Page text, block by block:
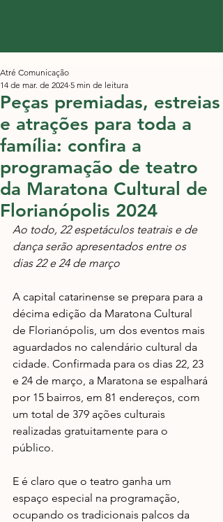
Peças premiadas, estreias
e atrações para toda a
família: confira a
programação de teatro
da Maratona Cultural de
Florianópolis 2024
Atré Comunicação
14 de mar. de 2024 5 min de leitura
Ao todo, 22 espetáculos teatrais e de
dança serão apresentados entre os
dias 22 e 24 de março
A capital catarinense se prepara para a
décima edição da Maratona Cultural
de Florianópolis, um dos eventos mais
aguardados no calendário cultural da
cidade. Confirmada para os dias 22, 23
e 24 de março, a Maratona se espalhará
por 15 bairros, em 81 endereços, com
um total de 379 ações culturais
realizadas gratuitamente para o
público.
E é claro que o teatro ganha um
espaço especial na programação,
ocupando os tradicionais palcos da